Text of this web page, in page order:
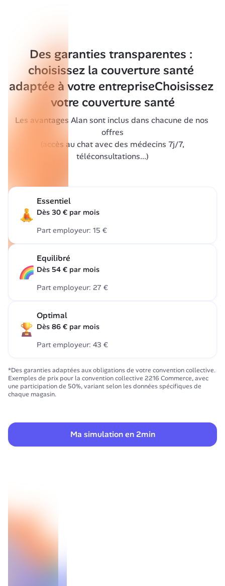
Des garanties transparentes :
choisissez la couverture santé
adaptée à votre entrepriseChoisissez
votre couverture santé
Les avantages Alan sont inclus dans chacune de nos
offres
téléconsultations...)
Essentiel
Dès 30 € par mois
Part employeur: 15 €
incluant tous les services de santé Alan.
Equilibré
Dès 54 € par mois
Part employeur: 27 €
soins courants et la médecine douce.
Optimal
Dès 86 € par mois
Part employeur: 43 €
des soins haut de gamme.
*Des garanties adaptées aux obligations de votre convention collective.
Exemples de prix pour la convention collective 2216 Commerce, avec
une participation de 50%, variant selon les données spécifiques de
chaque magasin.
Ma simulation en 2min